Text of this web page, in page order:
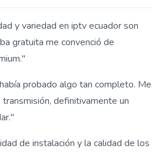
y variedad en iptv ecuador son
gratuita me convenció de
probado algo tan completo. Me
definitivamente un
de instalación y la calidad de los